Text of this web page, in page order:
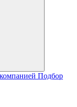
Подбор